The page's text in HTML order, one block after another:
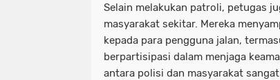
Selain melakukan patroli, petugas
masyarakat sekitar. Mereka
kepada para pengguna jalan,
berpartisipasi dalam menjaga
antara polisi dan masyarakat